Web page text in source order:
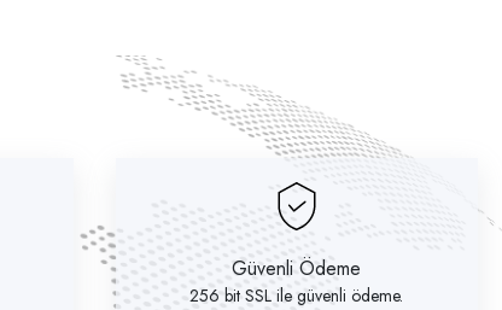
Güvenli Ödeme
256 bit SSL ile güvenli ödeme.